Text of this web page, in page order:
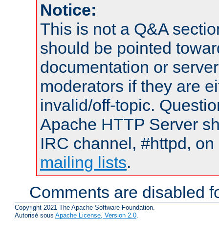
Notice:
This is not a Q&A
should be pointed
documentation or
moderators if they are
invalid/off-topic.
Apache HTTP Server
IRC channel, #httpd,
mailing lists.
Comments are disabled
Copyright 2021 The Apache Software Foundation.
Autorisé sous Apache License, Version 2.0.